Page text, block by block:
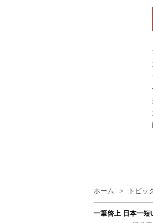
ホーム > トピッ
一筆啓上 日本一短